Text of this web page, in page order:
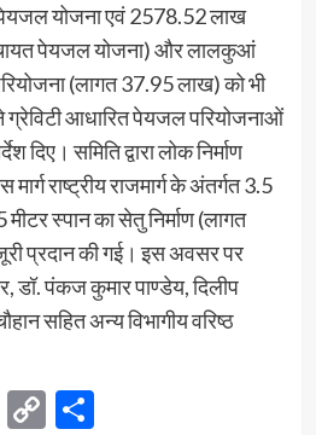
योजना एवं 2578.52 लाख
पेयजल योजना) और लालकुआं
(लागत 37.95 लाख) को भी
ग्रेविटी आधारित पेयजल परियोजनाओं
दिए। समिति द्वारा लोक निर्माण
मार्ग राष्ट्रीय राजमार्ग के अंतर्गत 3.5
मीटर स्पान का सेतु निर्माण (लागत
प्रदान की गई। इस अवसर पर
डॉ. पंकज कुमार पाण्डेय, दिलीप
सहित अन्य विभागीय वरिष्ठ
CopyShare